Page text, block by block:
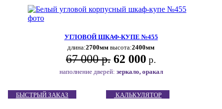
УГЛОВОЙ ШКАФ-КУПЕ №455
длина:2700мм высота:2400мм
67 000 р. 62 000 р.
наполнение дверей: зеркало, оракал
БЫСТРЫЙ ЗАКАЗ КАЛЬКУЛЯТОР